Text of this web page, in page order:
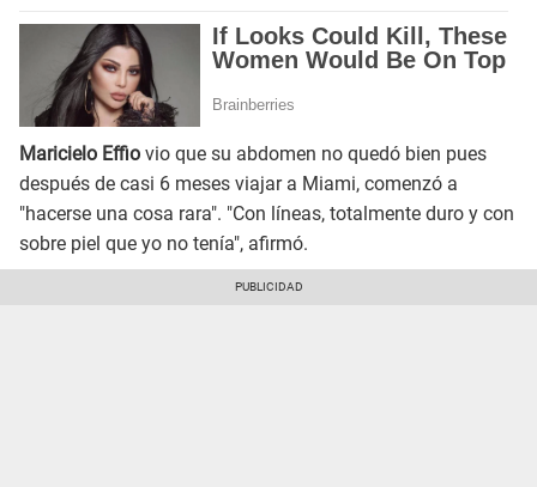
Maricielo Effio vio que su abdomen no quedó bien pues
después de casi 6 meses viajar a Miami, comenzó a
"hacerse una cosa rara". "Con líneas, totalmente duro y con
sobre piel que yo no tenía", afirmó.